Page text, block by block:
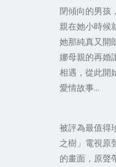
閉傾向的男孩
親在她小時候
她那純真又開
娜母親的再婚
相遇，從此開
愛情故事…
被評為最值得
之樹」電視原
的畫面，原聲